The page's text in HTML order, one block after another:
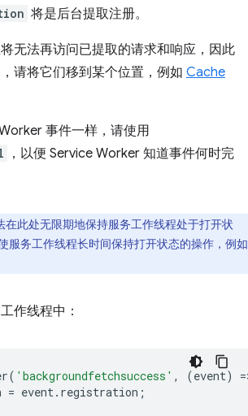
将是后台提取注册。
无法再访问已提取的请求和响应，因此
请将它们移到某个位置，例如 Cache
事件一样，请使用
，以便 Service Worker 知道事件何时完
在此处无限期地保持服务工作线程处于打开状
服务工作线程长时间保持打开状态的操作，例如
作线程中：
( 'backgroundfetchsuccess' , (event) =
= event. registration ;